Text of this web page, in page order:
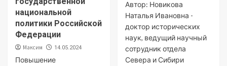
национальной
политики Российской
Федерации
Максим 14.05.2024
Повышение
Автор: Новикова
Наталья Ивановна -
доктор исторических
наук, ведущий научный
сотрудник отдела
Севера и Сибири